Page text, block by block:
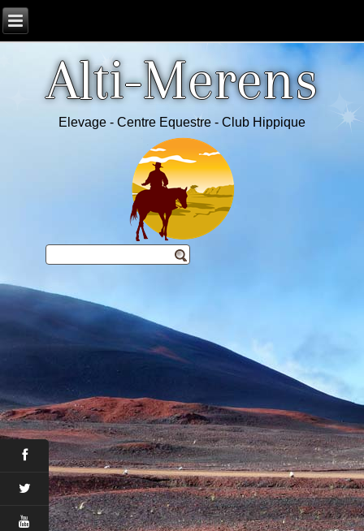
Alti-Merens
Elevage - Centre Equestre - Club Hippique